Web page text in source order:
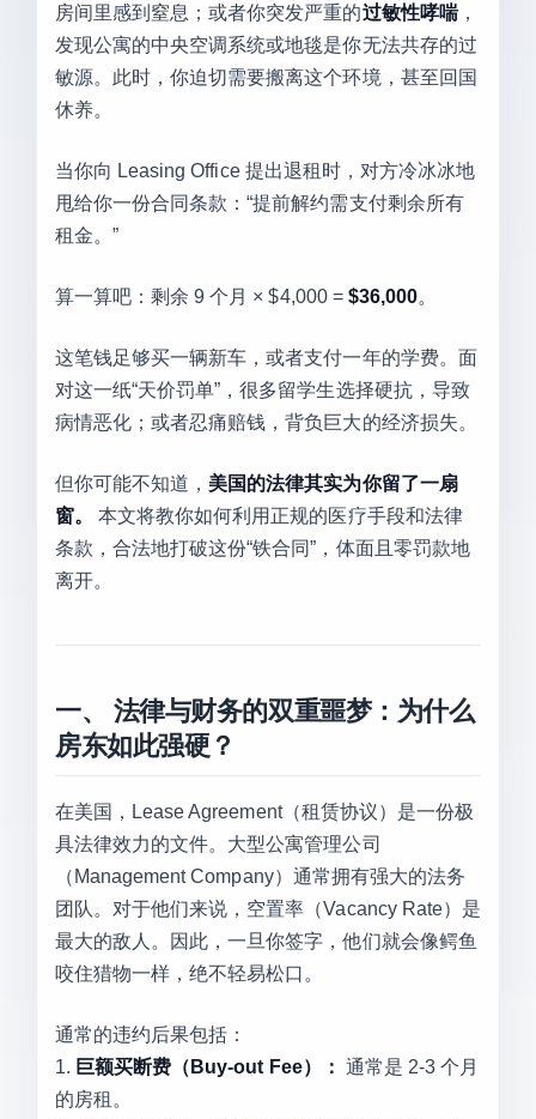
房间里感到窒息；或者你突发严重的过敏性哮喘，
发现公寓的中央空调系统或地毯是你无法共存的过
敏源。此时，你迫切需要搬离这个环境，甚至回国
休养。
当你向 Leasing Office 提出退租时，对方冷冰冰地
甩给你一份合同条款：“提前解约需支付剩余所有
租金。”
算一算吧：剩余 9 个月 × $4,000 = $36,000。
这笔钱足够买一辆新车，或者支付一年的学费。面
对这一纸“天价罚单”，很多留学生选择硬抗，导致
病情恶化；或者忍痛赔钱，背负巨大的经济损失。
但你可能不知道， 美国的法律其实为你留了一扇
窗。
本文将教你如何利用正规的医疗手段和法律
条款，合法地打破这份“铁合同”，体面且零罚款地
离开。
一、 法律与财务的双重噩梦：为什么
房东如此强硬？
在美国，Lease Agreement（租赁协议）是一份极
具法律效力的文件。大型公寓管理公司
（Management Company）通常拥有强大的法务
团队。对于他们来说，空置率（Vacancy Rate）是
最大的敌人。因此，一旦你签字，他们就会像鳄鱼
咬住猎物一样，绝不轻易松口。
通常的违约后果包括：
1. 巨额买断费（Buy-out Fee）： 通常是 2-3 个月
的房租。